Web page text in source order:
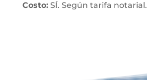
Costo:SÍ. Según tarifa notarial.